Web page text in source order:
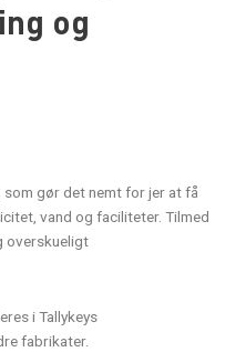
og
gør det nemt for jer at få
vand og faciliteter. Tilmed
overskueligt
i Tallykeys
fabrikater.